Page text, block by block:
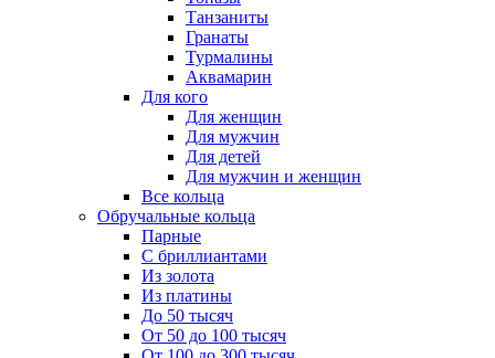
Танзаниты
Гранаты
Турмалины
Аквамарин
Для кого
Для женщин
Для мужчин
Для детей
Для мужчин и женщин
Все кольца
Обручальные кольца
Парные
С бриллиантами
Из золота
Из платины
До 50 тысяч
От 50 до 100 тысяч